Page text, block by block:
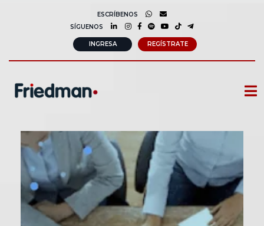
ESCRÍBENOS
SÍGUENOS
INGRESA REGÍSTRATE
MEMBRESIAS
CONSULTORÍA CORPORATIVA
COMUNIDAD FRIEDMAN
SOBRE NOSOTROS